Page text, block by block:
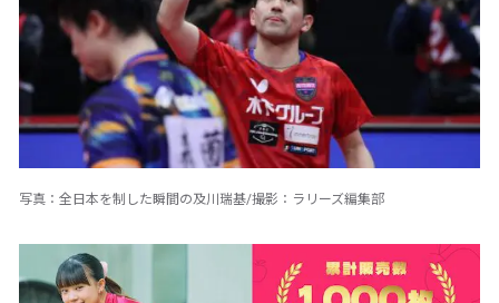
写真：全日本を制した瞬間の及川瑞基/撮影：ラリーズ編集部